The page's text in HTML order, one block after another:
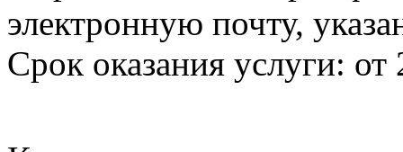
электронную почту,
Срок оказания услуги: от